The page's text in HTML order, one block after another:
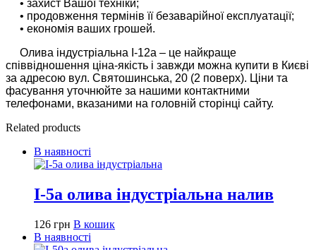
• захист Вашої техніки;
• продовження термінів її безаварійної експлуатації;
• економія ваших грошей.
Олива індустріальна І-12а – це найкраще
співвідношення ціна-якість і завжди можна купити в Києві
за адресою вул. Святошинська, 20 (2 поверх). Ціни та
фасування уточнюйте за нашими контактними
телефонами, вказаними на головній сторінці сайту.
Related products
В наявності
І-5а олива індустріальна налив
126 грн В кошик
В наявності